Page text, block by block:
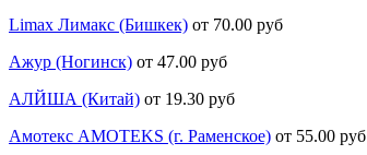
Limax Лимакс (Бишкек) от 70.00 руб
Ажур (Ногинск) от 47.00 руб
АЛЙША (Китай) от 19.30 руб
Амотекс AMOTEKS (г. Раменское) от 55.00 руб